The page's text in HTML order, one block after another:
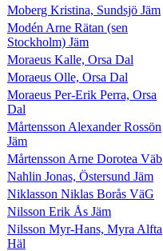
Moberg Kristina, Sundsjö Jäm
Modén Arne Rätan (sen
Stockholm) Jäm
Moraeus Kalle, Orsa Dal
Moraeus Olle, Orsa Dal
Moraeus Per-Erik Perra, Orsa
Dal
Mårtensson Alexander Rossön
Jäm
Mårtensson Arne Dorotea Väb
Nahlin Jonas, Östersund Jäm
Niklasson Niklas Borås VäG
Nilsson Erik Ås Jäm
Nilsson Myr-Hans, Myra Alfta
Häl